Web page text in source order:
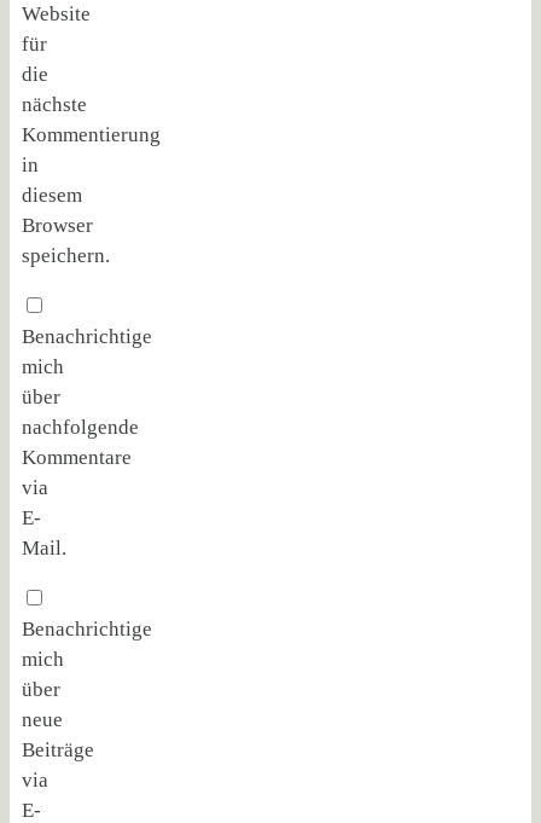
Website
für
die
nächste
Kommentierung
in
diesem
Browser
speichern.
Benachrichtige
mich
über
nachfolgende
Kommentare
via
E-
Mail.
Benachrichtige
mich
über
neue
Beiträge
via
E-